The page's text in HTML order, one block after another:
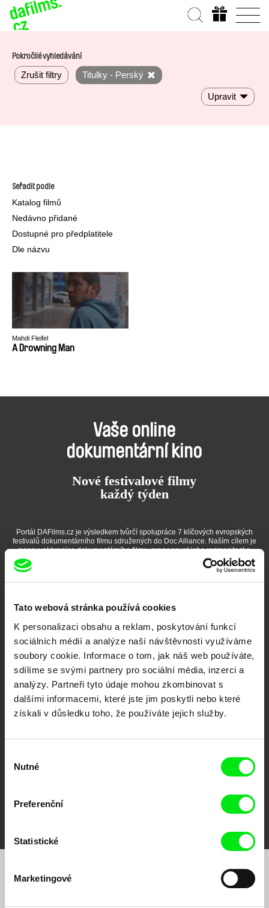
Tato webová stránka používá cookies
K personalizaci obsahu a reklam, poskytování funkcí
sociálních médií a analýze naší návštěvnosti využíváme
soubory cookie. Informace o tom, jak náš web používáte,
sdílíme se svými partnery pro sociální média, inzerci a
analýzy. Partneři tyto údaje mohou zkombinovat s
dalšími informacemi, které jste jim poskytli nebo které
získali v důsledku toho, že používáte jejich služby.
souhlasu
Nutné
Preferenční
Statistické
Marketingové
Pokročilé vyhledávání
Zrušit filtry Titulky - Perský
Upravit
Seřadit podle
Katalog filmů
Nedávno přidané
Dostupné pro předplatitele
Dle názvu
Mahdi Fleifel
A Drowning Man
Vaše online
dokumentární kino
Nové festivalové filmy
každý týden
Portál DAFilms.cz je výsledkem tvůrčí spolupráce 7 klíčových evropských
festivalů dokumentárního filmu sdružených do Doc Alliance. Naším cílem je
posouvat hranice dokumentárního filmu, propagovat jeho rozmanitost a
CPH:DOX Doclisboa
Against Gravity
FIDMarseille
Chcete být pravidelně informováni o našem